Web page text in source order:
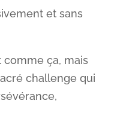
et sans
ça, mais
challenge qui